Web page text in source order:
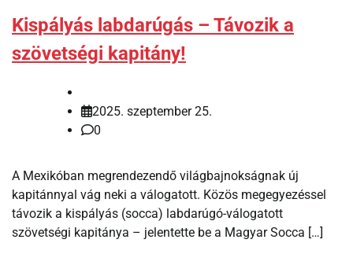
Kispályás labdarúgás – Távozik a
szövetségi kapitány!
2025. szeptember 25.
0
A Mexikóban megrendezendő világbajnokságnak új
kapitánnyal vág neki a válogatott. Közös megegyezéssel
távozik a kispályás (socca) labdarúgó-válogatott
szövetségi kapitánya – jelentette be a Magyar Socca […]